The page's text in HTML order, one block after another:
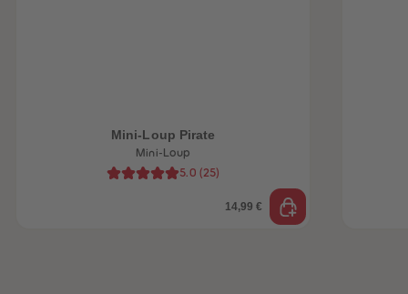
Mini-Loup Pirate
Mini-Loup
5.0 (25)
14,99 €